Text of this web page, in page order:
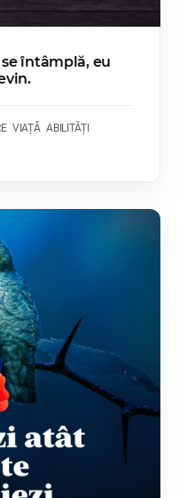
întâmplă, eu
VIAȚĂ ABILITĂȚI